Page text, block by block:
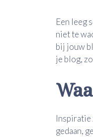
Een leeg
niet te
bij jouw
je blog,
Inspiratie
gedaan,